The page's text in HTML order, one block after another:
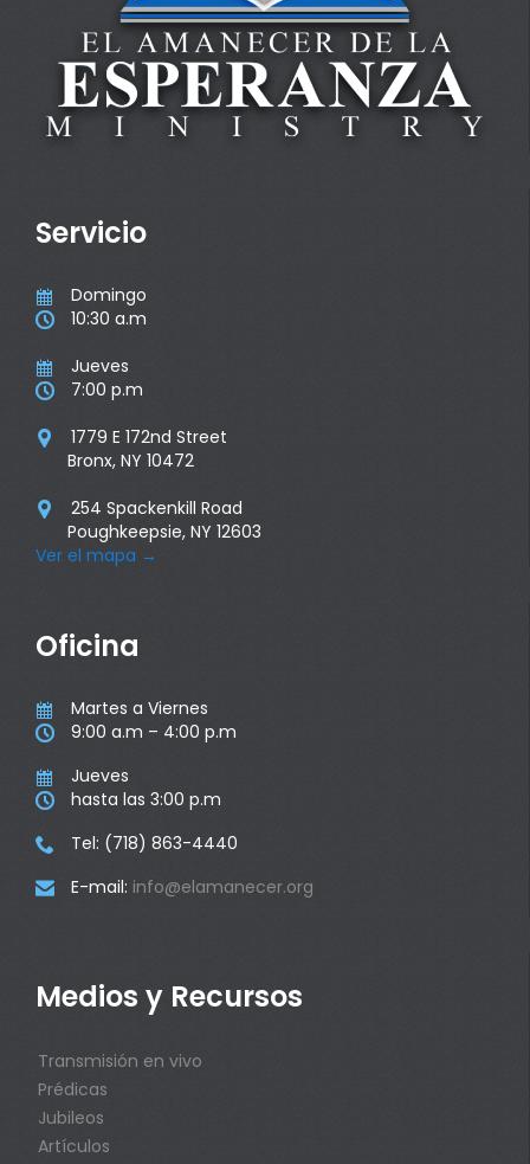
Servicio
 Domingo
 10:30 a.m
 Jueves
 7:00 p.m

1779 E 172nd Street
Bronx, NY 10472

254 Spackenkill Road
Poughkeepsie, NY 12603
Ver el mapa →
Oficina
 Martes a Viernes
 9:00 a.m – 4:00 p.m
 Jueves
 hasta las 3:00 p.m
 Tel: (718) 863-4440
 E-mail: info@elamanecer.org
Medios y Recursos
Transmisión en vivo
Prédicas
Jubileos
Artículos